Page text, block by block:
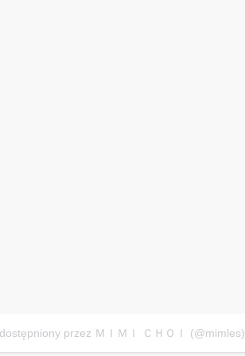
przez ＭＩＭＩ ＣＨＯＩ (@mimles)